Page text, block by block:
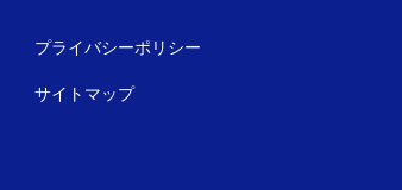
プライバシーポリシー
サイトマップ